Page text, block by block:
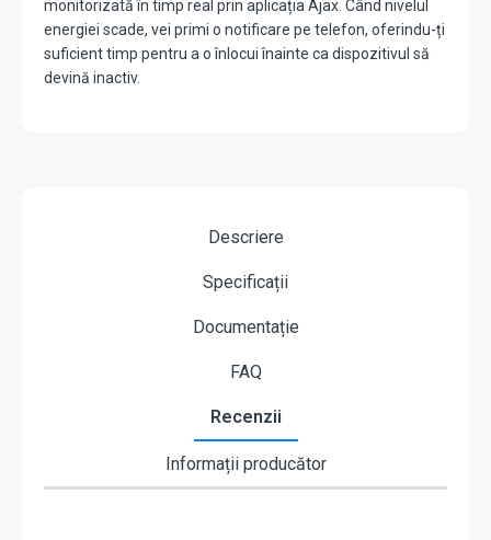
monitorizată în timp real prin aplicația Ajax. Când nivelul
energiei scade, vei primi o notificare pe telefon, oferindu-ți
suficient timp pentru a o înlocui înainte ca dispozitivul să
devină inactiv.
Descriere
Specificații
Documentație
FAQ
Recenzii
Informații producător